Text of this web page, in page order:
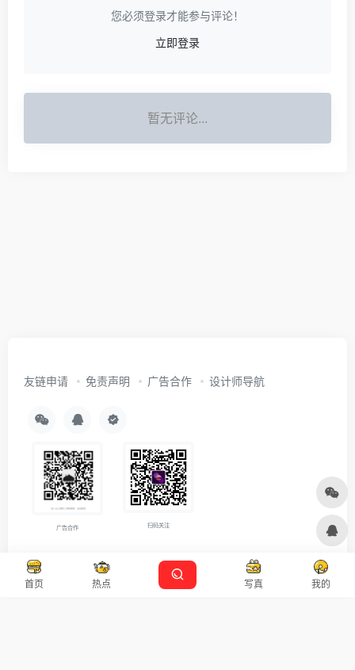
您必须登录才能参与评论！
立即登录
暂无评论...
首页 热点 写真 我的
友链申请 免责声明 广告合作 设计师导航
广告合作 扫码关注
Copyright © 2026沪ICP备2021007899号-5 Designed by 设计资源